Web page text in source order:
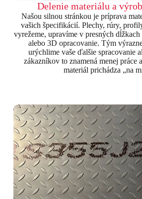
Delenie materiálu a
Našou silnou stránkou je príprava
vašich špecifikácií. Plechy, rúry,
vyrežeme, upravíme v presných
alebo 3D opracovanie. Tým
urýchlime vaše ďalšie spracovanie
zákazníkov to znamená menej
materiál prichádza „na